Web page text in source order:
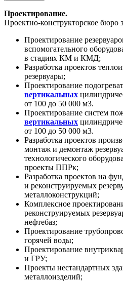
Проектирование.
Проектно-конструкторское бюро
Проектирование
вспомогательного
в стадиях КМ и КМД;
Разработка проектов
резервуары;
Проектирование
вертикальных
от 100 до 50 000 м3.
Проектирование систем
вертикальных
от 100 до 50 000 м3.
Разработка проектов
монтаж и демонтаж
технологического
проекты ППРк;
Разработка проектов на
и реконструируемых
металлоконструкций;
Комплексное
реконструируемых
нефтебаз;
Проектирование
горячей воды;
Проектирование
и ГРУ;
Проекты нестандартных
металлоизделий;